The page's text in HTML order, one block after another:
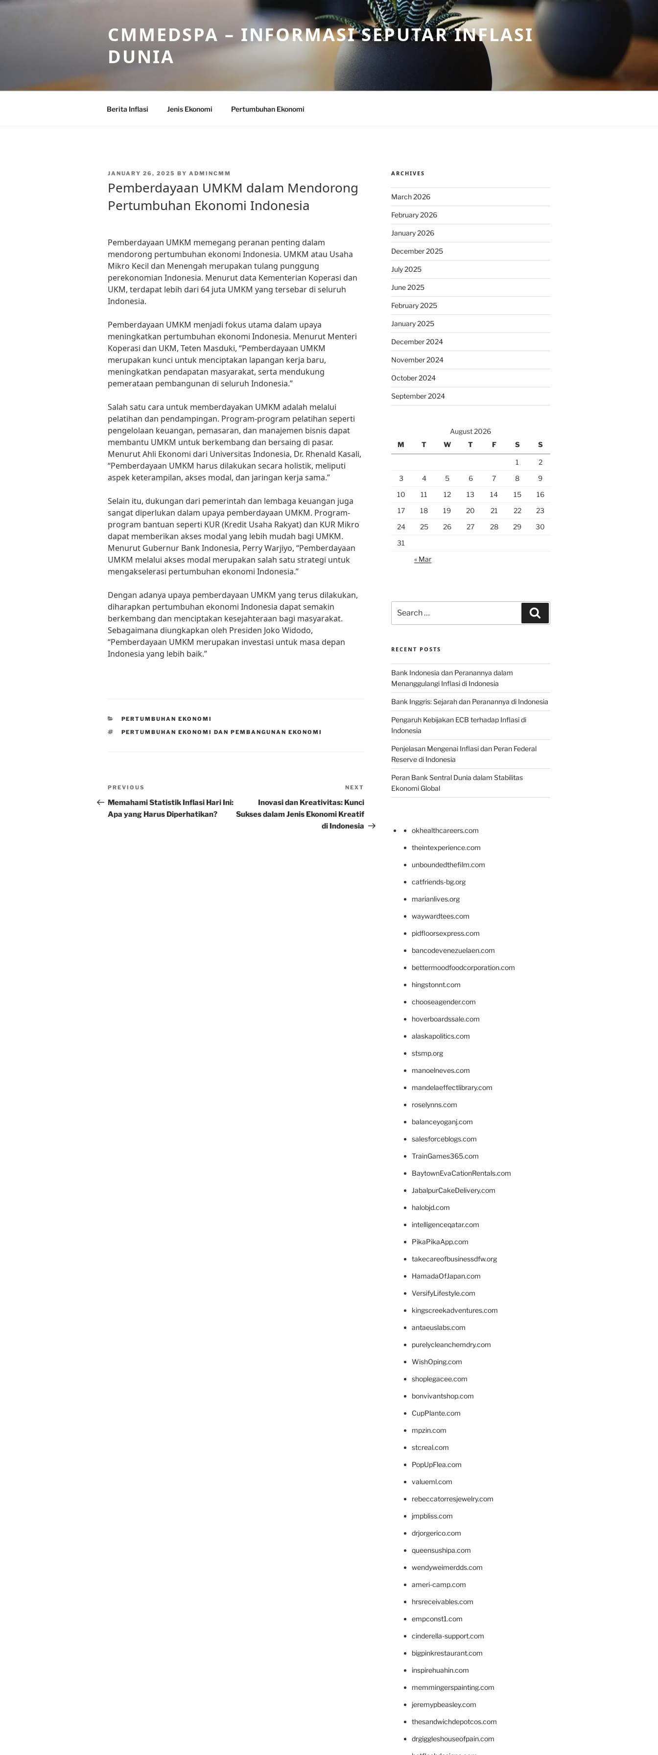
Skip
CMMEDSPA – INFORMASI SEPUTAR INFLASI
DUNIA
Berita Inflasi Jenis Ekonomi Pertumbuhan Ekonomi
POSTED
JANUARY 26, 2025 BY ADMINCMM
Pemberdayaan UMKM dalam Mendorong
Pertumbuhan Ekonomi Indonesia
Pemberdayaan UMKM memegang peranan penting dalam
mendorong pertumbuhan ekonomi Indonesia. UMKM atau Usaha
Mikro Kecil dan Menengah merupakan tulang punggung
perekonomian Indonesia. Menurut data Kementerian Koperasi dan
UKM, terdapat lebih dari 64 juta UMKM yang tersebar di seluruh
Indonesia.
Pemberdayaan UMKM menjadi fokus utama dalam upaya
meningkatkan pertumbuhan ekonomi Indonesia. Menurut Menteri
Koperasi dan UKM, Teten Masduki, “Pemberdayaan UMKM
merupakan kunci untuk menciptakan lapangan kerja baru,
meningkatkan pendapatan masyarakat, serta mendukung
pemerataan pembangunan di seluruh Indonesia.”
Salah satu cara untuk memberdayakan UMKM adalah melalui
pelatihan dan pendampingan. Program-program pelatihan seperti
pengelolaan keuangan, pemasaran, dan manajemen bisnis dapat
membantu UMKM untuk berkembang dan bersaing di pasar.
Menurut Ahli Ekonomi dari Universitas Indonesia, Dr. Rhenald Kasali,
“Pemberdayaan UMKM harus dilakukan secara holistik, meliputi
aspek keterampilan, akses modal, dan jaringan kerja sama.”
Selain itu, dukungan dari pemerintah dan lembaga keuangan juga
sangat diperlukan dalam upaya pemberdayaan UMKM. Program-
program bantuan seperti KUR (Kredit Usaha Rakyat) dan KUR Mikro
dapat memberikan akses modal yang lebih mudah bagi UMKM.
Menurut Gubernur Bank Indonesia, Perry Warjiyo, “Pemberdayaan
UMKM melalui akses modal merupakan salah satu strategi untuk
mengakselerasi pertumbuhan ekonomi Indonesia.”
Dengan adanya upaya pemberdayaan UMKM yang terus dilakukan,
diharapkan pertumbuhan ekonomi Indonesia dapat semakin
berkembang dan menciptakan kesejahteraan bagi masyarakat.
Sebagaimana diungkapkan oleh Presiden Joko Widodo,
“Pemberdayaan UMKM merupakan investasi untuk masa depan
Indonesia yang lebih baik.”
CATEGORIES
PERTUMBUHAN EKONOMI
TAGS
PERTUMBUHAN EKONOMI DAN PEMBANGUNAN EKONOMI
Post
navigation
Previous
Post
PREVIOUS
Memahami Statistik Inflasi Hari Ini:
Apa yang Harus Diperhatikan?
Post
NEXT
Inovasi dan Kreativitas: Kunci
Sukses dalam Jenis Ekonomi Kreatif
di Indonesia
ARCHIVES
March 2026
February 2026
January 2026
December 2025
July 2025
June 2025
February 2025
January 2025
December 2024
November 2024
October 2024
September 2024
August 2026
M
T W T F S S
1
2
3
4 5 6 7 8
9
10
11 12 13 14 15
16
17
18 19 20 21 22
23
24
25 26 27 28 29
30
31
« Mar
for:
RECENT POSTS
Bank Indonesia dan Peranannya dalam
Menanggulangi Inflasi di Indonesia
Bank Inggris: Sejarah dan Peranannya di Indonesia
Pengaruh Kebijakan ECB terhadap Inflasi di
Indonesia
Penjelasan Mengenai Inflasi dan Peran Federal
Reserve di Indonesia
Peran Bank Sentral Dunia dalam Stabilitas
Ekonomi Global
okhealthcareers.com
theintexperience.com
unboundedthefilm.com
catfriends-bg.org
marianlives.org
waywardtees.com
pidfloorsexpress.com
bancodevenezuelaen.com
bettermoodfoodcorporation.com
hingstonnt.com
chooseagender.com
hoverboardssale.com
alaskapolitics.com
stsmp.org
manoelneves.com
mandelaeffectlibrary.com
roselynns.com
balanceyoganj.com
salesforceblogs.com
TrainGames365.com
BaytownEvaCationRentals.com
JabalpurCakeDelivery.com
halobjd.com
intelligenceqatar.com
PikaPikaApp.com
takecareofbusinessdfw.org
HamadaOfJapan.com
VersifyLifestyle.com
kingscreekadventures.com
antaeuslabs.com
purelycleanchemdry.com
WishOping.com
shoplegacee.com
bonvivantshop.com
CupPlante.com
mpzin.com
stcreal.com
PopUpFlea.com
valueml.com
rebeccatorresjewelry.com
jmpbliss.com
drjorgerico.com
queensushipa.com
wendyweimerdds.com
ameri-camp.com
hrsreceivables.com
empconst1.com
cinderella-support.com
bigpinkrestaurant.com
inspirehuahin.com
memmingerspainting.com
jeremypbeasley.com
thesandwichdepotcos.com
drgiggleshouseofpain.com